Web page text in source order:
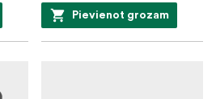
Pievienot grozam